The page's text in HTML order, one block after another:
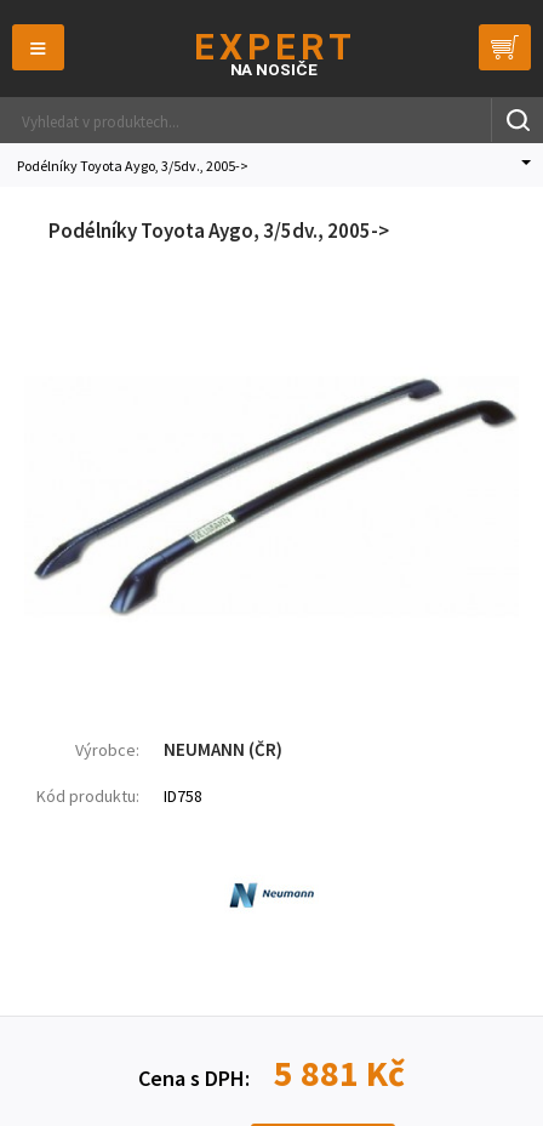
≡
Podélníky Toyota Aygo, 3/5dv., 2005->
Podélníky Toyota Aygo, 3/5dv., 2005->
Výrobce: NEUMANN (ČR)
Kód produktu: ID758
Cena s DPH: 5 881 Kč